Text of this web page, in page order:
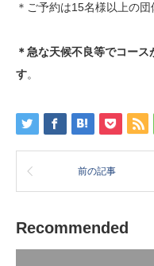
＊ご予約は15名様以上の団
＊急な天候不良等でコー
す。
前の記事
Recommended